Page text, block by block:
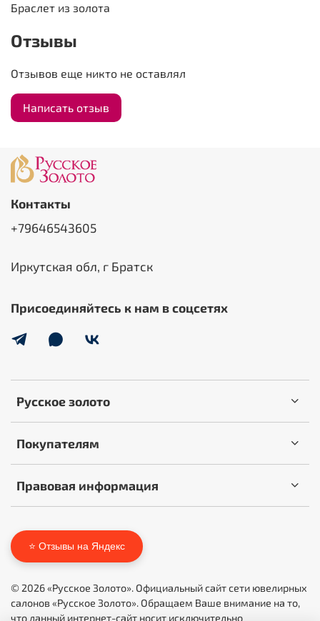
Браслет из золота
Отзывы
Отзывов еще никто не оставлял
Написать отзыв
Русское золото
Покупателям
Правовая информация
Контакты
+79646543605
Иркутская обл, г Братск
Присоединяйтесь к нам в соцсетях
⭐ Отзывы на Яндекс
© 2026 «Русское Золото». Официальный сайт сети ювелирных
салонов «Русское Золото». Обращаем Ваше внимание на то,
что данный интернет-сайт носит исключительно